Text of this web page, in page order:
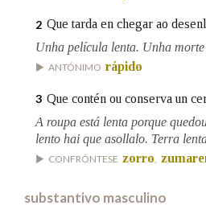
Nos exemplos
Na fraseoloxía
Marcas gramaticais
2 Que tarda en chegar ao
Unha película lenta. Unha morte
ANTÓNIMO rápido
3 Que contén ou conserva un
A roupa está lenta porque
lento hai que asollalo. Terra
CONFRÓNTESE zorro
substantivo masculino